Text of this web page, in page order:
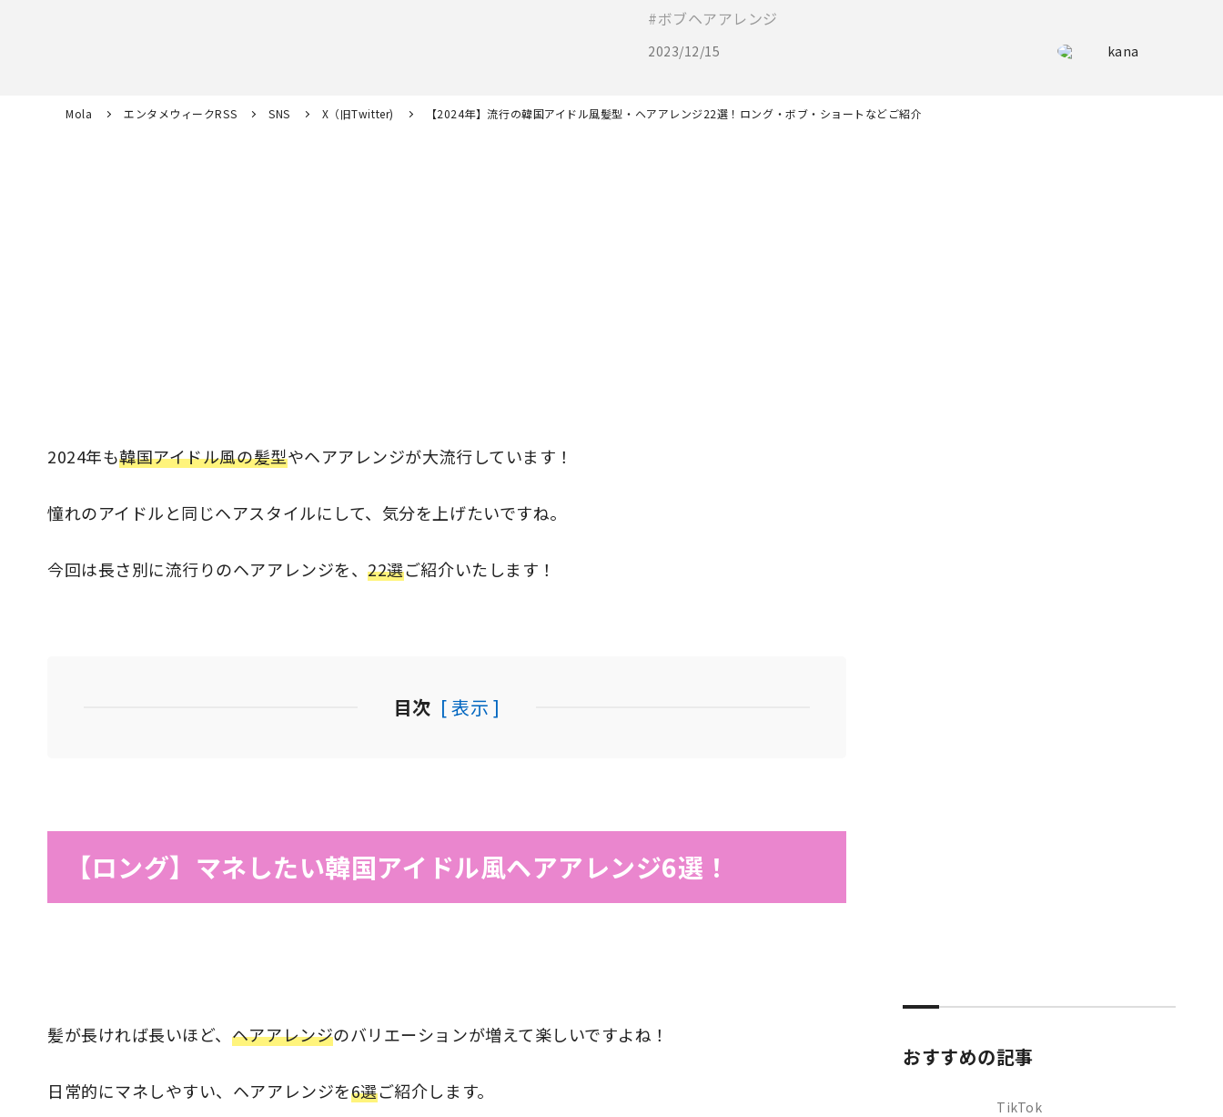
ボブヘアアレンジ
2023/12/15 kana
Mola エンタメウィークRSS SNS X（旧Twitter) 【2024年】流行の韓国アイドル風髪型・ヘアアレンジ22選！ロング・ボブ・ショートなどご紹介
2024年も韓国アイドル風の髪型やヘアアレンジが大流行しています！
憧れのアイドルと同じヘアスタイルにして、気分を上げたいですね。
今回は長さ別に流行りのヘアアレンジを、22選ご紹介いたします！
目次 [ 表示 ]
【ロング】マネしたい韓国アイドル風ヘアアレンジ6選！
髪が長ければ長いほど、 ヘアアレンジのバリエーションが増えて楽しいですよね！
日常的にマネしやすい、ヘアアレンジを6選ご紹介します。
おすすめの記事
TikTok